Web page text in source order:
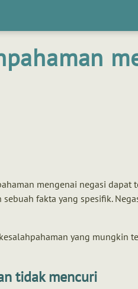
mengenai negasi dapat
sebuah fakta yang spesifik.
yang mungkin
tidak mencuri